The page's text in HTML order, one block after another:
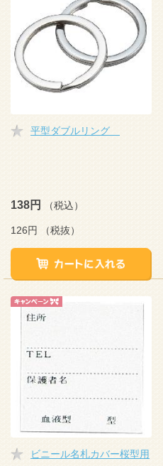
平型ダブルリング
138円 （税込）
126円 （税抜）
ビニール名札カバー桜型用